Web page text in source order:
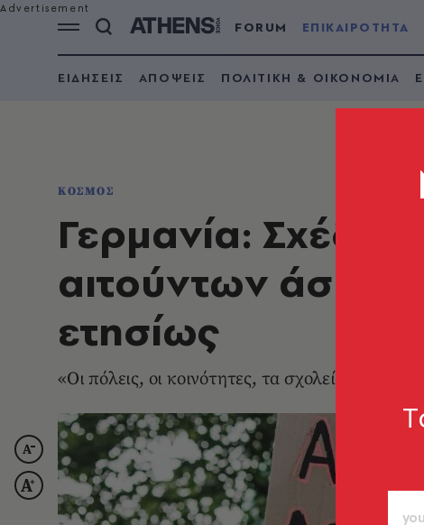
FORUM ΕΠΙΚΑΙΡΟΤΗΤΑ
ΕΙΔΗΣΕΙΣ ΑΠΟΨΕΙΣ ΠΟΛΙΤΙΚΗ & ΟΙΚΟΝΟΜΙΑ
ΚΟΣΜΟΣ
Γερμανία: Σχέδιο
αιτούντων
ετησίως
«Οι πόλεις, οι κοινότητες, τα σχολεία, τα